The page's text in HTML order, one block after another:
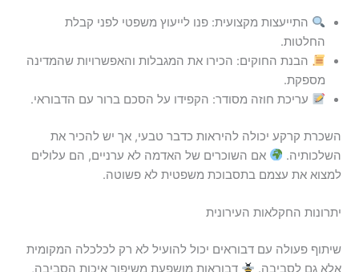
התייעצות מקצועית: פנו לייעוץ משפטי לפני קבלת
החלטות.
הבנת החוקים: הכירו את המגבלות והאפשרויות שהמדינה
מספקת.
עריכת חוזה מסודר: הקפידו על הסכם ברור עם הדבוראי.
השכרת קרקע יכולה להיראות כדבר טבעי, אך יש להכיר את
השלכותיה.
אם השוכרים של האדמה לא ערניים, הם עלולים
למצוא את עצמם בתסבוכת משפטית לא פשוטה.
יתרונות החקלאות העירונית
שיתוף פעולה עם דבוראים יכול להועיל לא רק לכלכלה המקומית
אלא גם לסביבה.
דבוראות מושפעת משיפור איכות הסביבה,